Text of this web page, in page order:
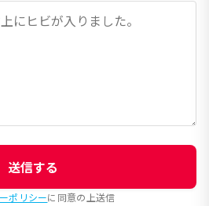
送信する
ポリシーに同意の上送信